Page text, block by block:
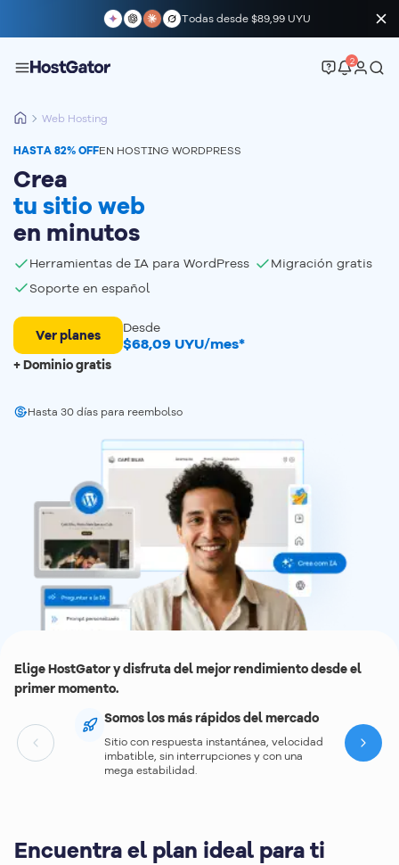
Todas desde $89,99 UYU
2
Web Hosting
HASTA 82% OFFEN HOSTING WORDPRESS
Crea
tu sitio web
en minutos
Herramientas de IA para WordPress
Migración gratis
Soporte en español
Ver planes Desde
$68,09 UYU/mes*
+ Dominio gratis
Hasta 30 días para reembolso
Elige HostGator y disfruta del mejor rendimiento desde el
primer momento.
Somos los más rápidos del mercado
Sitio con respuesta instantánea, velocidad
imbatible, sin interrupciones y con una
mega estabilidad.
Next
Encuentra el plan ideal para ti